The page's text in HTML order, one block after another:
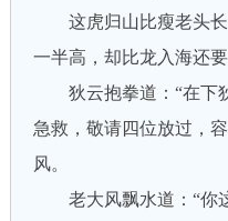
这虎归山比瘦老头长
一半高，却比龙入海还要
狄云抱拳道：“在下
急救，敬请四位放过，
风。
老大风飘水道：“你